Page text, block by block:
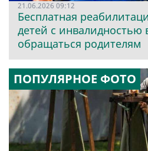
21.06.2026 09:12
Бесплатная
детей с инвалидностью
обращаться родителям
ПОПУЛЯРНОЕ ФОТО